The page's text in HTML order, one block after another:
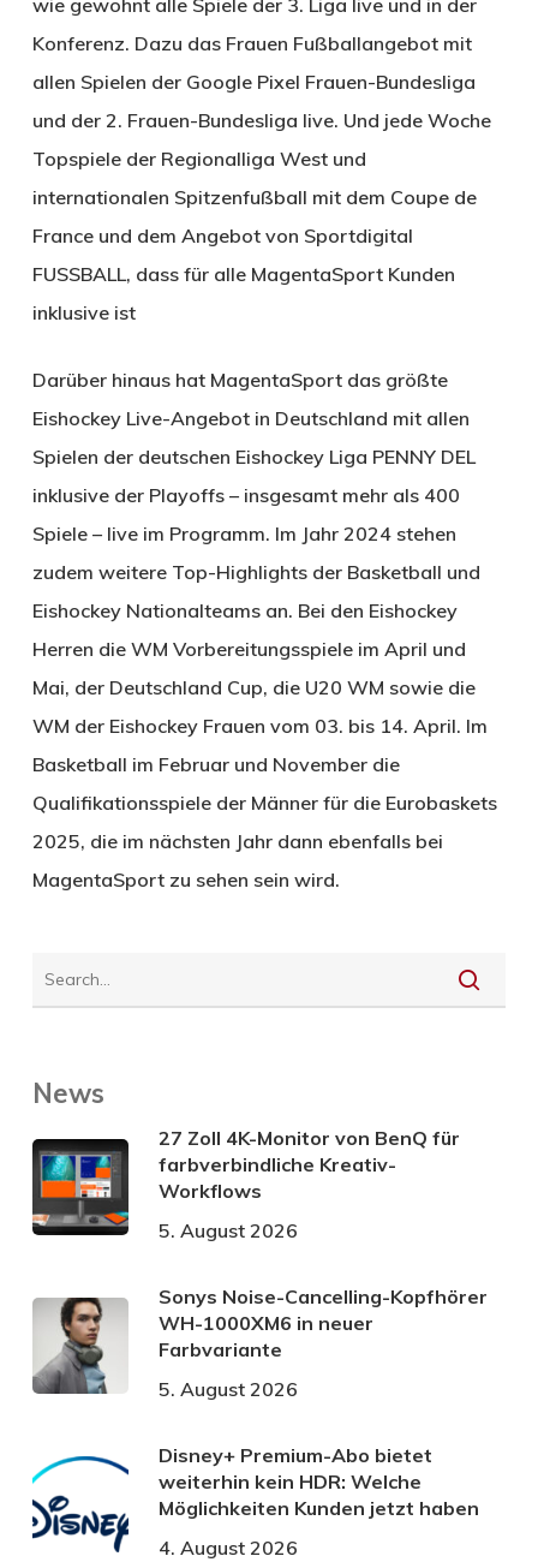
wie gewohnt alle Spiele der 3. Liga live und in der
Konferenz. Dazu das Frauen Fußballangebot mit
allen Spielen der Google Pixel Frauen-Bundesliga
und der 2. Frauen-Bundesliga live. Und jede Woche
Topspiele der Regionalliga West und
internationalen Spitzenfußball mit dem Coupe de
France und dem Angebot von Sportdigital
FUSSBALL, dass für alle MagentaSport Kunden
inklusive ist
Darüber hinaus hat MagentaSport das größte
Eishockey Live-Angebot in Deutschland mit allen
Spielen der deutschen Eishockey Liga PENNY DEL
inklusive der Playoffs – insgesamt mehr als 400
Spiele – live im Programm. Im Jahr 2024 stehen
zudem weitere Top-Highlights der Basketball und
Eishockey Nationalteams an. Bei den Eishockey
Herren die WM Vorbereitungsspiele im April und
Mai, der Deutschland Cup, die U20 WM sowie die
WM der Eishockey Frauen vom 03. bis 14. April. Im
Basketball im Februar und November die
Qualifikationsspiele der Männer für die Eurobaskets
2025, die im nächsten Jahr dann ebenfalls bei
MagentaSport zu sehen sein wird.
News
27 Zoll 4K-Monitor von BenQ für
farbverbindliche Kreativ-
Workflows
5. August 2026
Sonys Noise-Cancelling-Kopfhörer
WH-1000XM6 in neuer
Farbvariante
5. August 2026
Disney+ Premium-Abo bietet
weiterhin kein HDR: Welche
Möglichkeiten Kunden jetzt haben
4. August 2026